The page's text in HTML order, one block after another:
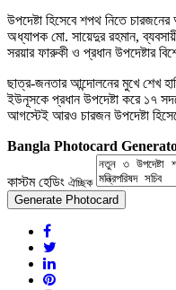
উপদেষ্টা হিসেবে শপথ নিতে
অধ্যাপক মো. সায়েদুর রহমান,
সরয়ার ফারুকী ও প্রধান উপদেষ্টার
ছাত্র-জনতার আন্দোলনের মুখে শেখ
ইউনূসকে প্রধান উপদেষ্টা করে ১৭
আগস্টেই আরও চারজন উপদেষ্টা
Bangla Photocard
কাস্টম হেডিং ঐচ্ছিক
Generate Photocard